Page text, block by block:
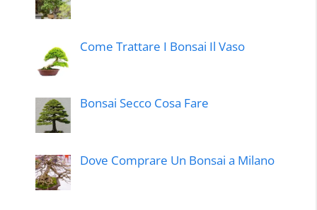
Come Trattare I Bonsai Il Vaso
Bonsai Secco Cosa Fare
Dove Comprare Un Bonsai a Milano